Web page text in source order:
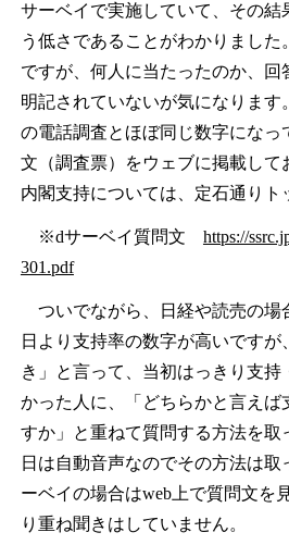
サーベイで実施していて、その結
う低さであることがわかりました
ですが、何人に当たったのか、回
明記されていないが気になります
の電話調査とほぼ同じ数字になっ
文（調査票）をウェブに掲載して
内閣支持については、定石通りト
※dサーベイ質問文 https://
301.pdf
ついでながら、日経や読売の場
日より支持率の数字が高いですが
き」と言って、当初はっきり支持
かった人に、「どちらかと言えば
すか」と重ねて質問する方法を取
日は自動音声なのでその方法は取
ーベイの場合はweb上で質問文を
り重ね聞きはしていません。